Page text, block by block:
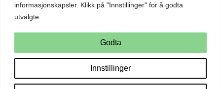
informasjonskapsler. Klikk på "Innstillinger" for å godta
utvalgte.
Innstillinger
Godta